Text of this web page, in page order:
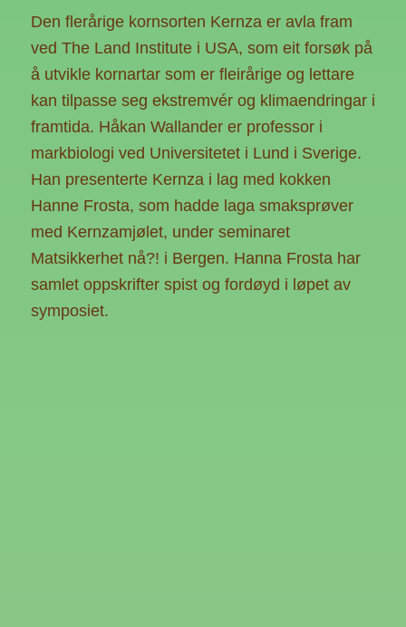
Den flerårige kornsorten Kernza er avla fram
ved The Land Institute i USA, som eit forsøk på
å utvikle kornartar som er fleirårige og lettare
kan tilpasse seg ekstremvér og klimaendringar i
framtida. Håkan Wallander er professor i
markbiologi ved Universitetet i Lund i Sverige.
Han presenterte Kernza i lag med kokken
Hanne Frosta, som hadde laga smaksprøver
med Kernzamjølet, under seminaret
Matsikkerhet nå?! i Bergen. Hanna Frosta har
samlet oppskrifter spist og fordøyd i løpet av
symposiet.